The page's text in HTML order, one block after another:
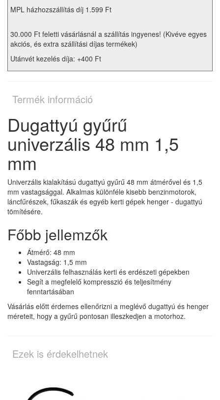
MPL házhozszállítás díj 1.599 Ft
30.000 Ft feletti vásárlásnál a szállítás ingyenes! (Kivéve egyes
akciós, és extra szállítási díjas termékek)
Utánvét kezelés díja: +400 Ft
Termék információ
Dugattyú gyűrű
univerzális 48 mm 1,5
mm
Univerzális kialakítású dugattyú gyűrű 48 mm átmérővel és 1,5
mm vastagsággal. Alkalmas különféle kisebb benzinmotorok,
láncfűrészek, fűkaszák és egyéb kerti gépek henger - dugattyú
tömítésére.
Főbb jellemzők
Átmérő: 48 mm
Vastagság: 1,5 mm
Univerzális felhasználás kerti és erdészeti gépekben
Segít a megfelelő kompresszió és teljesítmény
fenntartásában
Vásárlás előtt érdemes ellenőrizni a meglévő dugattyú és henger
méreteit, hogy a gyűrű pontosan illeszkedjen a motorhoz.
Ezek is érdekelhetnek